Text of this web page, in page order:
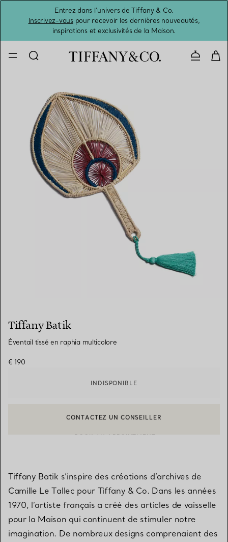
Entrez dans l’univers de Tiffany & Co.
Inscrivez-vouspour recevoir les dernières nouveautés,
inspirations et exclusivités de la Maison.
Tiffany Batik
Éventail tissé en raphia multicolore
€ 190
INDISPONIBLE
Tiffany Batik s’inspire des créations d’archives de
Camille Le Tallec pour Tiffany & Co. Dans les années
1970, l’artiste français a créé des articles de vaisselle
pour la Maison qui continuent de stimuler notre
imagination. De nombreux designs comprenaient des